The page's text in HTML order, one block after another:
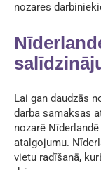
nozares
Lai gan daudzās
darba samaksas
nozarē
atalgojumu.
vietu radīšanā,